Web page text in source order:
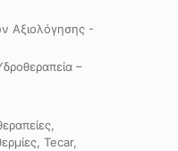
Αξιολόγησης -
–
Tecar,